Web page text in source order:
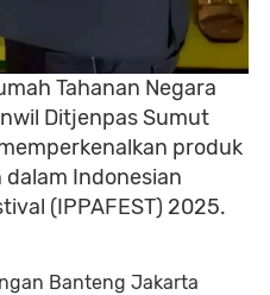
Tahanan Negara
Ditjenpas Sumut
produk
Indonesian
(IPPAFEST) 2025.
Banteng Jakarta